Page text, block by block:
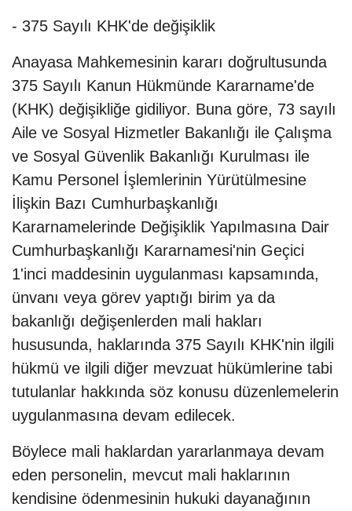
- 375 Sayılı KHK'de değişiklik
Anayasa Mahkemesinin kararı doğrultusunda
375 Sayılı Kanun Hükmünde Kararname'de
(KHK) değişikliğe gidiliyor. Buna göre, 73 sayılı
Aile ve Sosyal Hizmetler Bakanlığı ile Çalışma
ve Sosyal Güvenlik Bakanlığı Kurulması ile
Kamu Personel İşlemlerinin Yürütülmesine
İlişkin Bazı Cumhurbaşkanlığı
Kararnamelerinde Değişiklik Yapılmasına Dair
Cumhurbaşkanlığı Kararnamesi'nin Geçici
1'inci maddesinin uygulanması kapsamında,
ünvanı veya görev yaptığı birim ya da
bakanlığı değişenlerden mali hakları
hususunda, haklarında 375 Sayılı KHK'nin ilgili
hükmü ve ilgili diğer mevzuat hükümlerine tabi
tutulanlar hakkında söz konusu düzenlemelerin
uygulanmasına devam edilecek.
Böylece mali haklardan yararlanmaya devam
eden personelin, mevcut mali haklarının
kendisine ödenmesinin hukuki dayanağının